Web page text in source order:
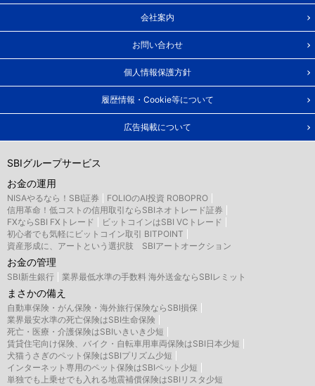
会社案内
お問い合わせ
個人情報保護方針
履歴情報・Cookie等について
広告掲載について
SBIグループサービス
お金の運用
NISAやるなら！SBI証券
FOLIOのAI投資 ROBOPRO
信用革命！低コストの信用取引ならSBIネオトレード証券
FXならSBI FXトレード
ビットコインはSBI VCトレード
初心者でも気軽にビットコイン取引 BITPOINT
資産形成に、アートという選択肢 SBIアートオークション
お金の管理
SBI新生銀行 業界最低水準の手数料 海外送金ならSBIレミット
まさかの備え
自動車保険・がん保険・海外旅行保険ならSBI損保
業界最安水準の死亡保険はSBI生命保険
死亡・医療・介護保険はSBIいきいき少短
賃貸住宅向け保険、バイク・自転車用車両保険はSBI日本少短
犬猫うさぎのペット保険はSBIプリズム少短
インターネット専用のペット保険はSBIペット少短
単独でも上乗せでも入れる地震補償保険はSBIリスタ少短